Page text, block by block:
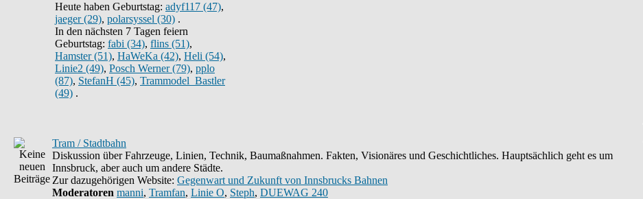
Heute haben Geburtstag: adyf117 (47),
jaeger (29), polarsyssel (30) .
In den nächsten 7 Tagen feiern
Geburtstag: fabi (34), flins (51),
Hamster (51), HaWeKa (42), Heli (54),
Linie2 (49), Posch Werner (79), pplo
(87), StefanH (45), Trammodel_Bastler
(49) .
Tram / Stadtbahn
Diskussion über Fahrzeuge, Linien, Technik, Baumaßnahmen. Fakten, Visionäres und Geschichtliches. Hauptsächlich geht es um
Innsbruck, aber auch um andere Städte.
Zur dazugehörigen Website: Gegenwart und Zukunft von Innsbrucks Bahnen
Moderatoren manni, Tramfan, Linie O, Steph, DUEWAG 240